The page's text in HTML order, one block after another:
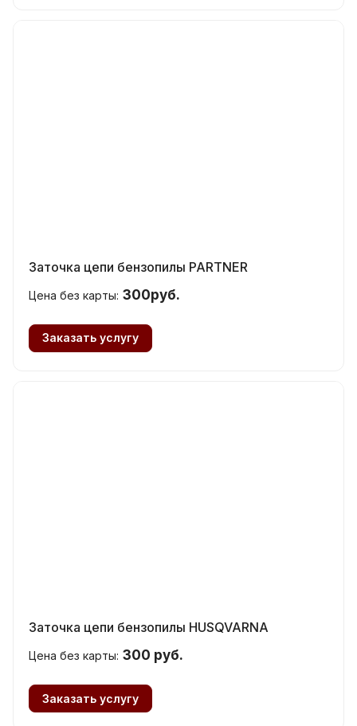
Заточка цепи бензопилы PARTNER
Цена без карты: 300руб.
Заказать услугу
Заточка цепи бензопилы HUSQVARNA
Цена без карты: 300 руб.
Заказать услугу